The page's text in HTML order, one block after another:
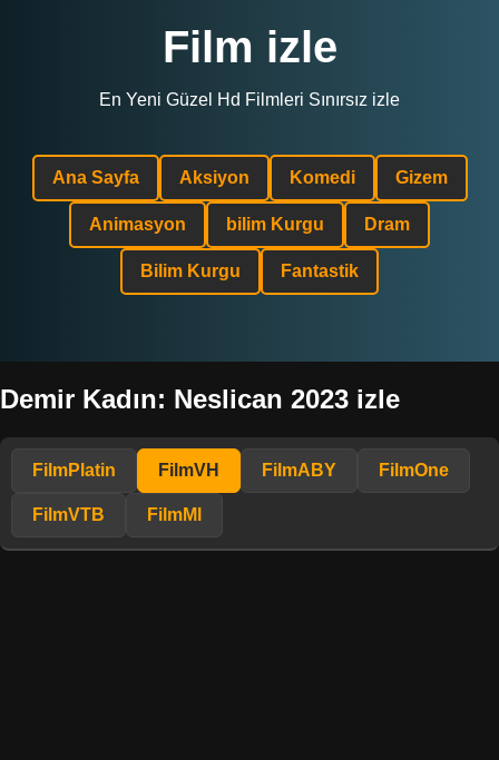
Film izle
En Yeni Güzel Hd Filmleri Sınırsız izle
Ana Sayfa Aksiyon Komedi Gizem
Animasyon bilim Kurgu Dram
Bilim Kurgu Fantastik
Demir Kadın: Neslican 2023 izle
FilmPlatin FilmVH FilmABY FilmOne
FilmVTB FilmMl